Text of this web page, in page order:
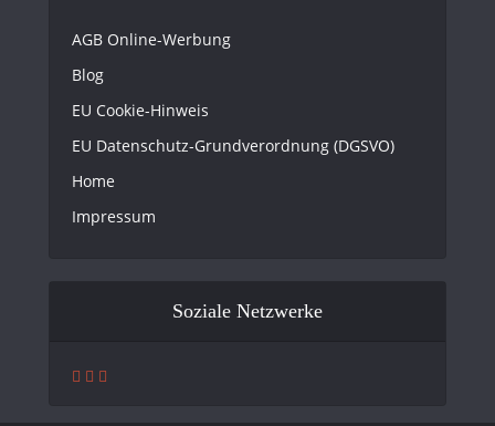
AGB Online-Werbung
Blog
EU Cookie-Hinweis
EU Datenschutz-Grundverordnung (DGSVO)
Home
Impressum
Soziale Netzwerke